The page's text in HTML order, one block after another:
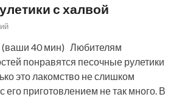
с халвой
(ваши 40 мин) Любителям
понравятся песочные рулетики
это лакомство не слишком
его приготовлением не так много. В